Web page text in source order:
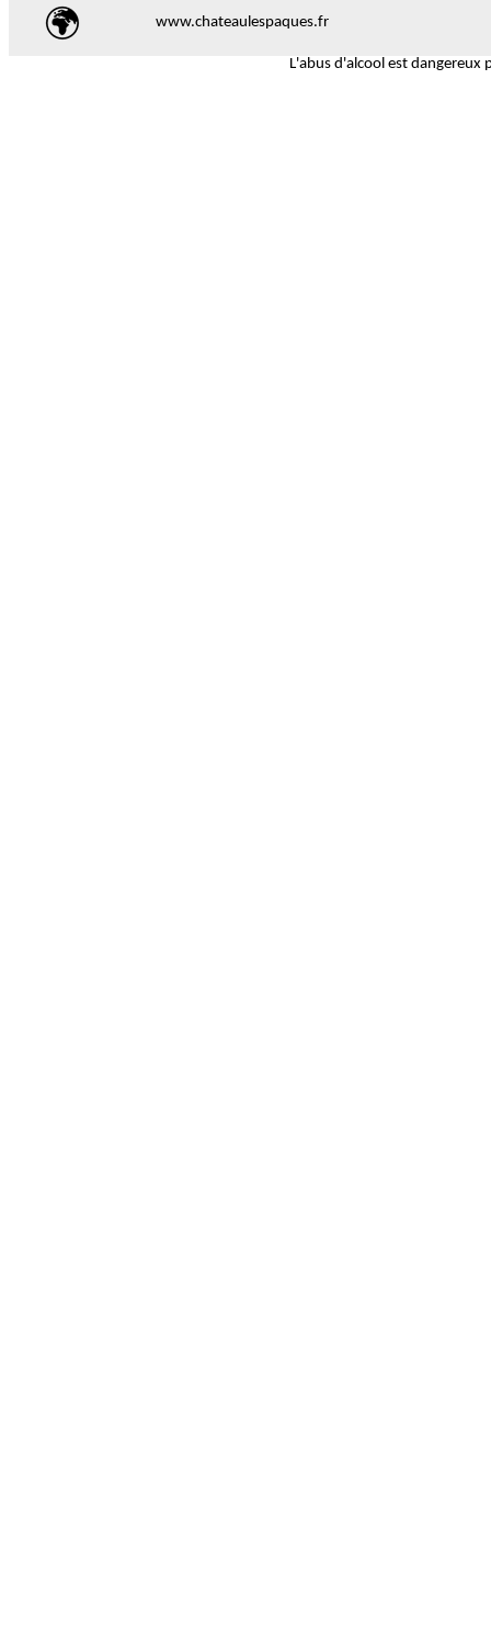
www.chateaulespaques.fr
L'abus d'alcool est dangereux